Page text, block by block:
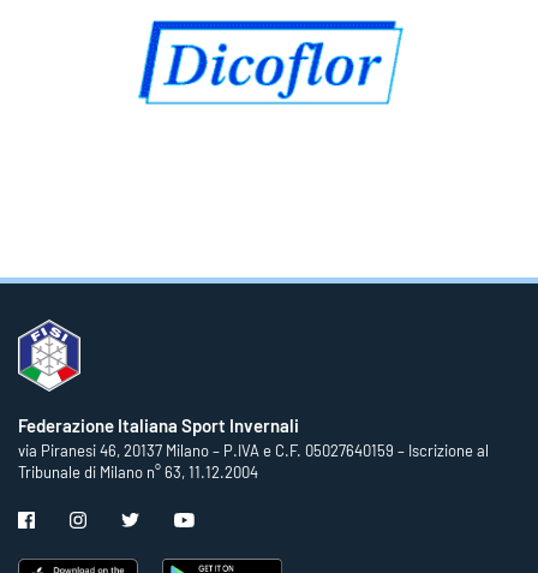
Federazione Italiana Sport Invernali
via Piranesi 46, 20137 Milano – P.IVA e C.F. 05027640159 – Iscrizione al
Tribunale di Milano n° 63, 11.12.2004